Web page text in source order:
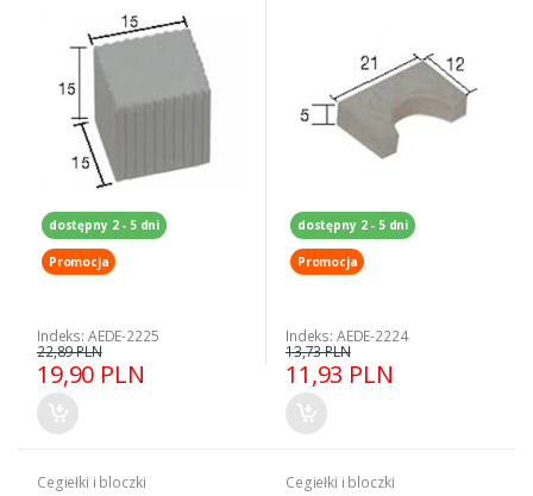
dostępny 2 - 5 dni
Promocja
Indeks: AEDE-2225
19,90 PLN
22,89 PLN
dostępny 2 - 5 dni
Promocja
Indeks: AEDE-2224
11,93 PLN
13,73 PLN
Cegiełki i bloczki Cegiełki i bloczki